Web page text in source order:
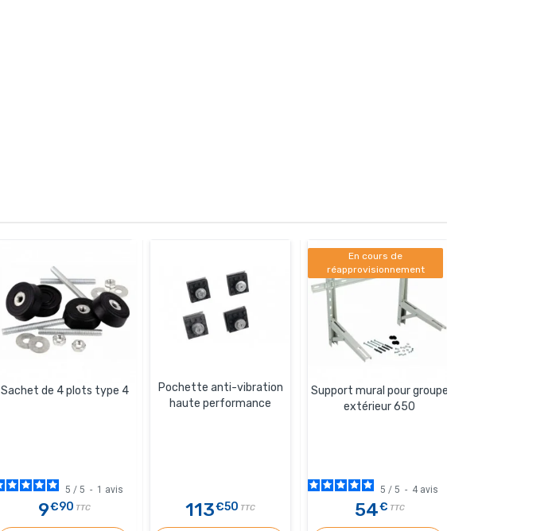
Sachet de 4 plots type 4
5 / 5 - 1 avis
9€90 TTC
Pochette anti-vibration
haute performance
113€50 TTC
En cours de
réapprovisionnement
Support mural pour groupe
extérieur 650
5 / 5 - 4 avis
54€ TTC